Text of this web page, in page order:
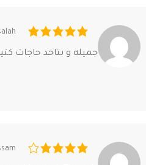
جميله و بتاخد حاجات